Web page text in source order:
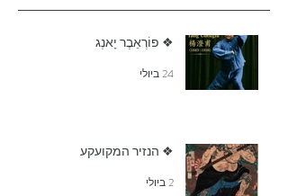
❖ פוֹרְאֵבֶר יָאנְג
24 ביולי
❖ הנזיר המקועקע
2 ביולי